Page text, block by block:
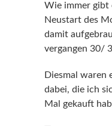
Wie immer gibt
Neustart des
damit
vergangen 30/
Diesmal waren
dabei, die ich
Mal gekauft